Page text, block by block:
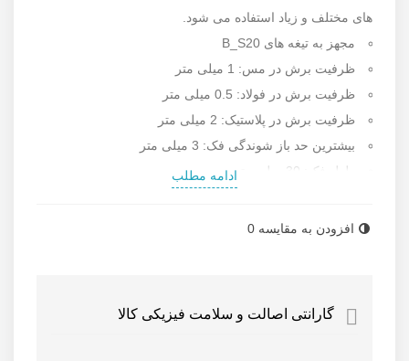
های مختلف و زیاد استفاده می شود.
مجهز به تیغه های B_S20
ظرفیت برش در مس: 1 میلی متر
ظرفیت برش در فولاد: 0.5 میلی متر
ظرفیت برش در پلاستیک: 2 میلی متر
بیشترین حد باز شوندگی فک: 3 میلی متر
طول فک: 30 میلی متر
میانگین فشار باد کاری: 90 PSI
دارای 6 ماه گارانتی و خدمات پس از فروش
ادامه مطلب
افزودن به مقایسه 0
گارانتی اصالت و سلامت فیزیکی کالا